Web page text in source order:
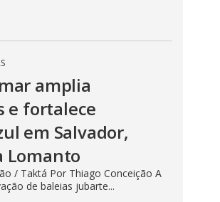
amplia
e fortalece
em Salvador,
Lomanto
/ Taktá Por Thiago Conceição A
de baleias jubarte...